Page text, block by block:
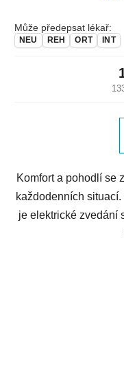
Může předepsat lékař:
NEU REH ORT INT
Komfort a pohodlí se
každodenních
je elektrické zvedání